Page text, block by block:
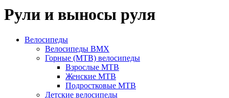
Рули и выносы руля
Велосипеды
Велосипеды BMX
Горные (MTB) велосипеды
Взрослые MTB
Женские MTB
Подростковые MTB
Детские велосипеды